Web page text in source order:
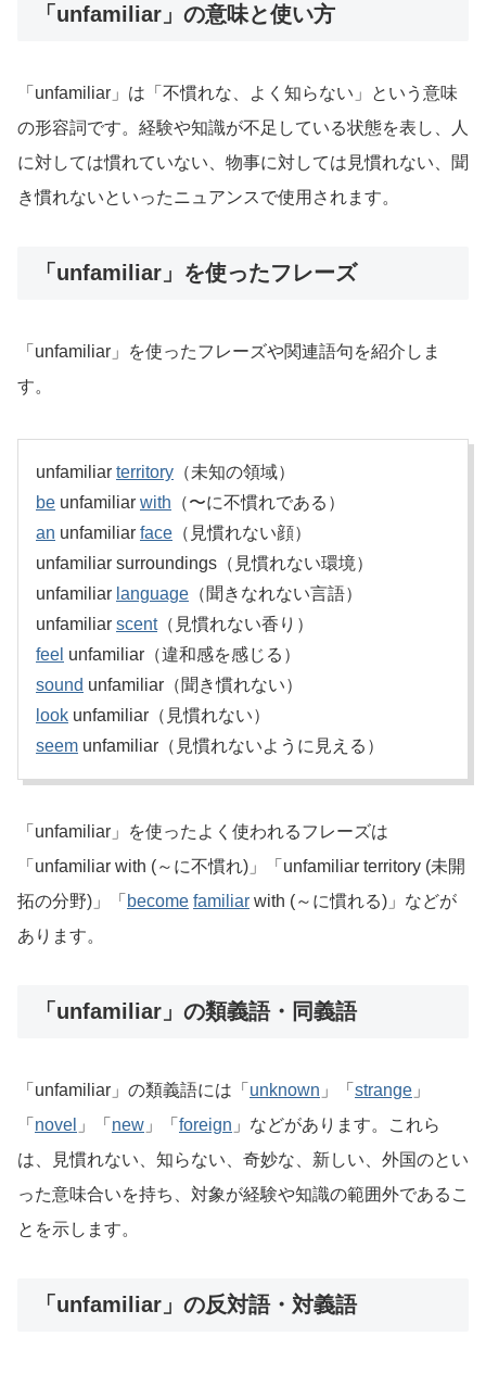
「unfamiliar」の意味と使い方
「unfamiliar」は「不慣れな、よく知らない」という意味
の形容詞です。経験や知識が不足している状態を表し、人
に対しては慣れていない、物事に対しては見慣れない、聞
き慣れないといったニュアンスで使用されます。
「unfamiliar」を使ったフレーズ
「unfamiliar」を使ったフレーズや関連語句を紹介しま
す。
unfamiliar territory （未知の領域）
be unfamiliar with （〜に不慣れである）
an unfamiliar face （見慣れない顔）
unfamiliar surroundings（見慣れない環境）
unfamiliar language （聞きなれない言語）
unfamiliar scent（見慣れない香り）
feel unfamiliar（違和感を感じる）
sound unfamiliar（聞き慣れない）
look unfamiliar（見慣れない）
seem unfamiliar（見慣れないように見える）
「unfamiliar」を使ったよく使われるフレーズは
「unfamiliar with (～に不慣れ)」「unfamiliar territory (未開
拓の分野)」「 become familiar with (～に慣れる)」などが
あります。
「unfamiliar」の類義語・同義語
「unfamiliar」の類義語には「 unknown 」「 strange 」
「 novel 」「 new 」「 foreign 」などがあります。これら
は、見慣れない、知らない、奇妙な、新しい、外国のとい
った意味合いを持ち、対象が経験や知識の範囲外であるこ
とを示します。
「unfamiliar」の反対語・対義語